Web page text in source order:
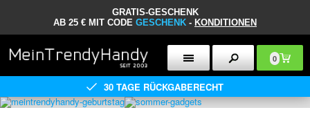
GRATIS-GESCHENK
AB 25 € MIT CODE GESCHENK - KONDITIONEN
0
30 TAGE RÜCKGABERECHT